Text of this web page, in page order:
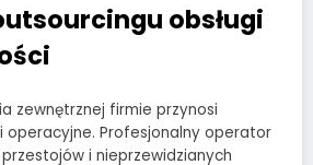
obsługi
zewnętrznej firmie przynosi
operacyjne. Profesjonalny operator
i nieprzewidzianych